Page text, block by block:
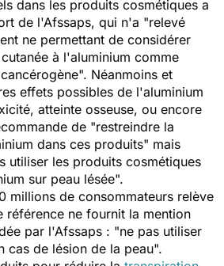
dans les produits cosmétiques a
de l'Afssaps, qui n'a "relevé
ne permettant de considérer
à l'aluminium comme
Néanmoins et
effets possibles de l'aluminium
atteinte osseuse, ou encore
de "restreindre la
dans ces produits" mais
utiliser les produits cosmétiques
sur peau lésée".
millions de consommateurs relève
référence ne fournit la mention
par l'Afssaps : "ne pas utiliser
cas de lésion de la peau".